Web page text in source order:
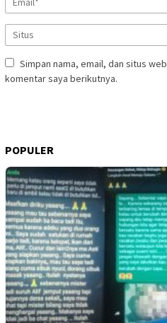
Simpan nama, email, dan situs
komentar saya berikutnya.
POPULER